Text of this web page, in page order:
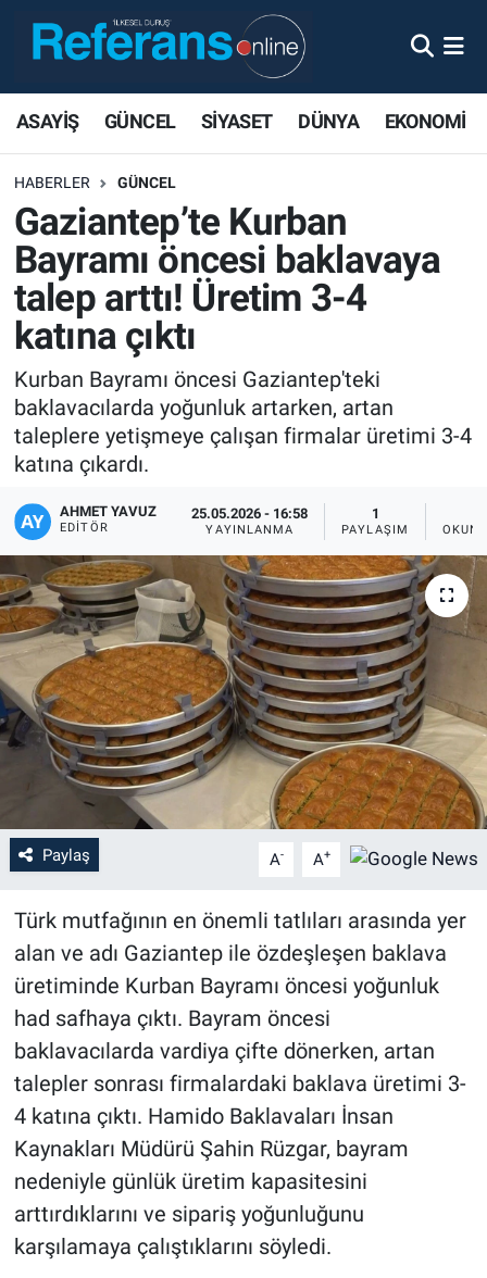
ASAYİŞ GÜNCEL SİYASET DÜNYA EKONOMİ
HABERLER GÜNCEL
Gaziantep’te Kurban
Bayramı öncesi baklavaya
talep arttı! Üretim 3-4
katına çıktı
Kurban Bayramı öncesi Gaziantep'teki
baklavacılarda yoğunluk artarken, artan
taleplere yetişmeye çalışan firmalar üretimi 3-4
katına çıkardı.
AHMET YAVUZ
EDITÖR
25.05.2026 - 16:58
YAYINLANMA
1
PAYLAŞIM
Paylaş A- A+
Türk mutfağının en önemli tatlıları arasında yer
alan ve adı Gaziantep ile özdeşleşen baklava
üretiminde Kurban Bayramı öncesi yoğunluk
had safhaya çıktı. Bayram öncesi
baklavacılarda vardiya çifte dönerken, artan
talepler sonrası firmalardaki baklava üretimi 3-
4 katına çıktı. Hamido Baklavaları İnsan
Kaynakları Müdürü Şahin Rüzgar, bayram
nedeniyle günlük üretim kapasitesini
arttırdıklarını ve sipariş yoğunluğunu
karşılamaya çalıştıklarını söyledi.